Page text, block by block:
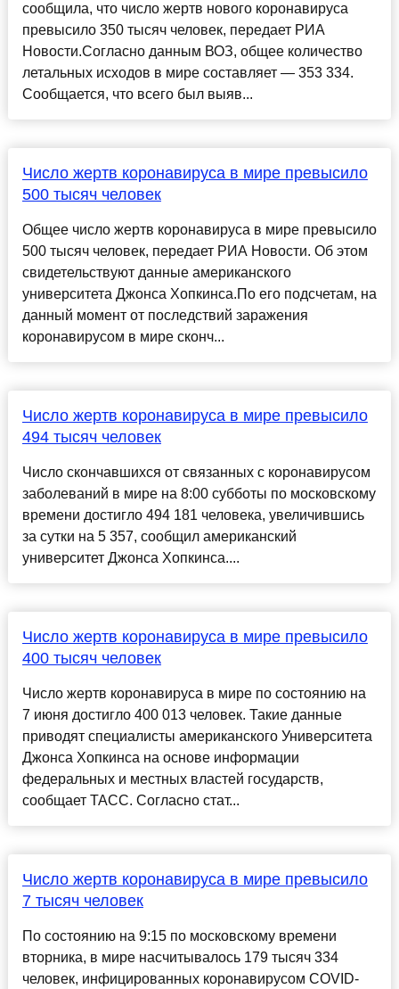
сообщила, что число жертв нового коронавируса
превысило 350 тысяч человек, передает РИА
Новости.Согласно данным ВОЗ, общее количество
летальных исходов в мире составляет — 353 334.
Сообщается, что всего был выяв...
Число жертв коронавируса в мире превысило
500 тысяч человек
Общее число жертв коронавируса в мире превысило
500 тысяч человек, передает РИА Новости. Об этом
свидетельствуют данные американского
университета Джонса Хопкинса.По его подсчетам, на
данный момент от последствий заражения
коронавирусом в мире сконч...
Число жертв коронавируса в мире превысило
494 тысяч человек
Число скончавшихся от связанных с коронавирусом
заболеваний в мире на 8:00 субботы по московскому
времени достигло 494 181 человека, увеличившись
за сутки на 5 357, сообщил американский
университет Джонса Хопкинса....
Число жертв коронавируса в мире превысило
400 тысяч человек
Число жертв коронавируса в мире по состоянию на
7 июня достигло 400 013 человек. Такие данные
приводят специалисты американского Университета
Джонса Хопкинса на основе информации
федеральных и местных властей государств,
сообщает ТАСС. Согласно стат...
Число жертв коронавируса в мире превысило
7 тысяч человек
По состоянию на 9:15 по московскому времени
вторника, в мире насчитывалось 179 тысяч 334
человек, инфицированных коронавирусом COVID-